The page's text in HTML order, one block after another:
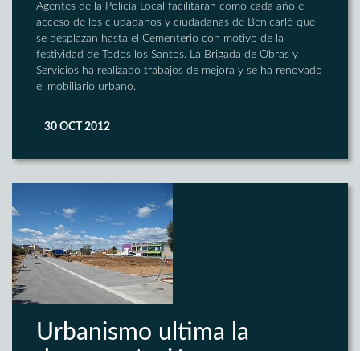
Agentes de la Policía Local facilitarán como cada año el
acceso de los ciudadanos y ciudadanas de Benicarló que
se desplazan hasta el Cementerio con motivo de la
festividad de Todos los Santos. La Brigada de Obras y
Servicios ha realizado trabajos de mejora y se ha renovado
el mobiliario urbano.
30 OCT 2012
Urbanismo ultima la